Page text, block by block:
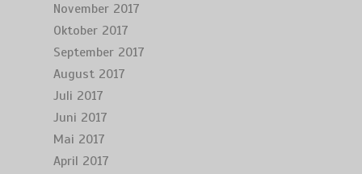
November 2017
Oktober 2017
September 2017
August 2017
Juli 2017
Juni 2017
Mai 2017
April 2017